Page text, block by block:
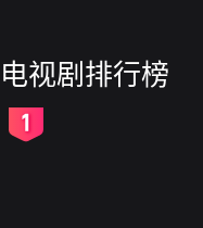
电视剧排行榜